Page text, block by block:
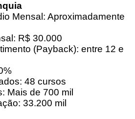
Mensal: Aproximadamente
R$ 30.000
(Payback): entre 12 e
48 cursos
Mais de 700 mil
33.200 mil